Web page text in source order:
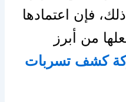
فإن اعتمادها
من أبرز
كشف تسربات